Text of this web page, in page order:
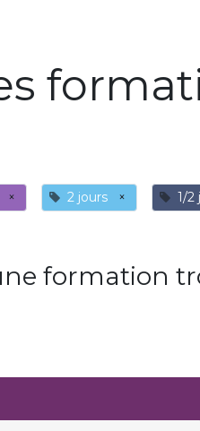
× 2 jours × 1/2
formation